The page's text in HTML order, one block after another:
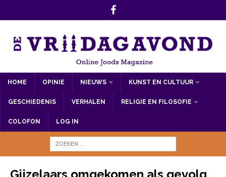
HOME OPINIE NIEUWS KUNST EN CULTUUR
GESCHIEDENIS VERHALEN RELIGIE EN FILOSOFIE
COLOFON LOG IN